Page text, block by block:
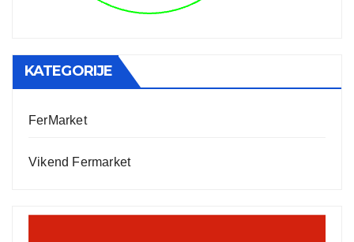
KATEGORIJE
FerMarket
Vikend Fermarket